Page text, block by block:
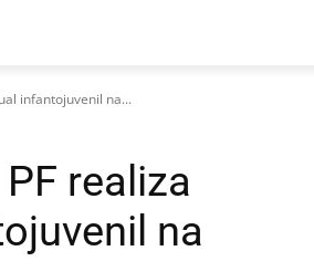
infantojuvenil na...
realiza
na